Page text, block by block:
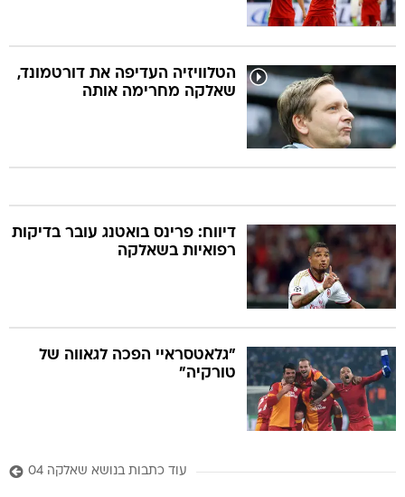
הטלוויזיה העדיפה את דורטמונד,
שאלקה מחרימה אותה
דיווח: פרינס בואטנג עובר בדיקות
רפואיות בשאלקה
"גלאטסראיי הפכה לגאווה של
טורקיה"
עוד כתבות בנושא שאלקה 04